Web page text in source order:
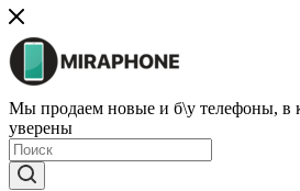
Мы продаем новые и б\у телефоны, в
уверены